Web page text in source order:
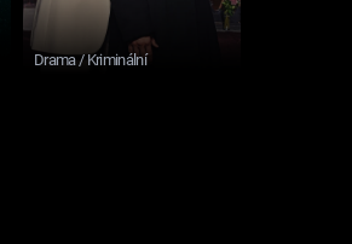
Drama / Kriminální